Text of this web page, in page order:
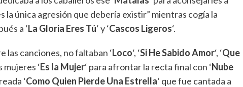
la única agresión que debería existir” mientras cogía la
a ‘La Gloria Eres Tú‘ y ‘Cascos Ligeros‘.
las canciones, no faltaban ‘Loco‘, ‘Si He Sabido Amor‘, ‘Que
mujeres ‘Es la Mujer‘ para afrontar la recta final con ‘Nube
‘Como Quien Pierde Una Estrella‘ que fue cantada a